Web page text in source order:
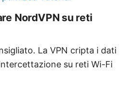
NordVPN su reti
La VPN cripta i dati
su reti Wi-Fi